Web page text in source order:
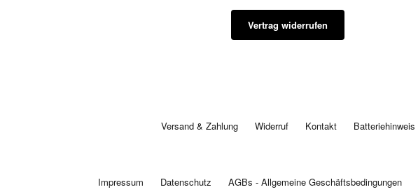
Vertrag widerrufen
Versand & Zahlung Widerruf Kontakt Batteriehinweis
Impressum Datenschutz AGBs - Allgemeine Geschäftsbedingungen